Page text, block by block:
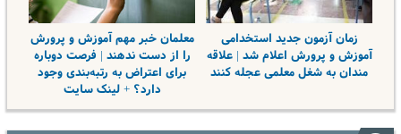
زمان آزمون جدید استخدامی
آموزش و پرورش اعلام شد | علاقه
مندان به شغل معلمی عجله کنند
معلمان خبر مهم آموزش و پرورش
را از دست ندهند | فرصت دوباره
برای اعتراض به رتبه‌بندی وجود
دارد؟ + لینک سایت